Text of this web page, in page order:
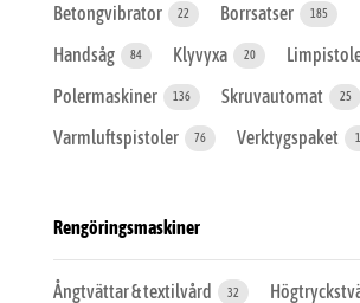
Betongvibrator 22 Borrsatser 185
Handsåg 84 Klyvyxa 20
Polermaskiner 136 Skruvautomat 25
Varmluftspistoler 76 Verktygspaket
Rengöringsmaskiner
Ångtvättar & textilvård 32